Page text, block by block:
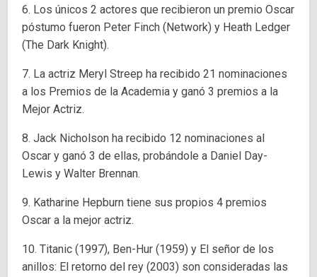
6. Los únicos 2 actores que recibieron un premio Oscar
póstumo fueron Peter Finch (Network) y Heath Ledger
(The Dark Knight).
7. La actriz Meryl Streep ha recibido 21 nominaciones
a los Premios de la Academia y ganó 3 premios a la
Mejor Actriz.
8. Jack Nicholson ha recibido 12 nominaciones al
Oscar y ganó 3 de ellas, probándole a Daniel Day-
Lewis y Walter Brennan.
9. Katharine Hepburn tiene sus propios 4 premios
Oscar a la mejor actriz.
10. Titanic (1997), Ben-Hur (1959) y El señor de los
anillos: El retorno del rey (2003) son consideradas las